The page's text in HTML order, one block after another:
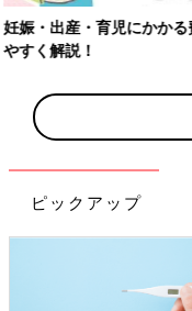
【ワクチン接種でき
ピックアップ